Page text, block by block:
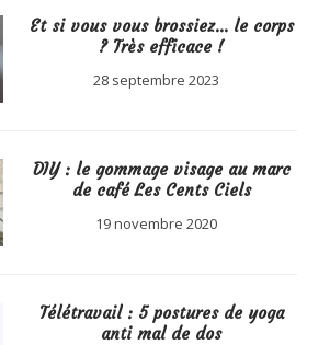
Et si vous vous brossiez… le corps
? Très efficace !
28 septembre 2023
DIY : le gommage visage au marc
de café Les Cents Ciels
19 novembre 2020
Télétravail : 5 postures de yoga
anti mal de dos